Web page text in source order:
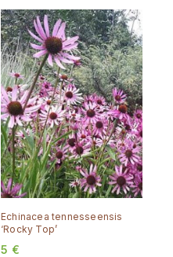
Echinacea tennesseensis
‘Rocky Top’
5 €